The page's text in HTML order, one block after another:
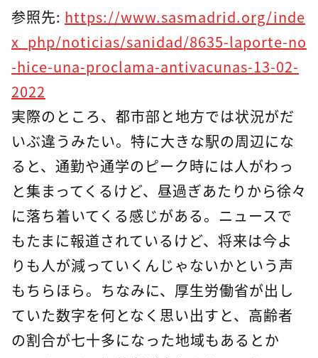
参照先: https://www.sasmadrid.org/inde
x_php/noticias/sanidad/8635-laporte-no
-hice-una-proclama-antivacunas-13-02-
2022
実際のところ、都市部と地方では状況がだ
いぶ違うみたい。特に大きな駅の周辺にな
ると、通勤や通学のピーク時には人がわっ
と集まってくるけど、昼過ぎあたりから徐々
に落ち着いてくる感じがある。ニュースで
もたまに報道されているけど、将来は今よ
りも人が減っていくんじゃないかという声
もちらほら。ちなみに、厚生労働省が出し
ていた数字を何となく思い出すと、高齢者
の割合が七十多になった地域もあるとか